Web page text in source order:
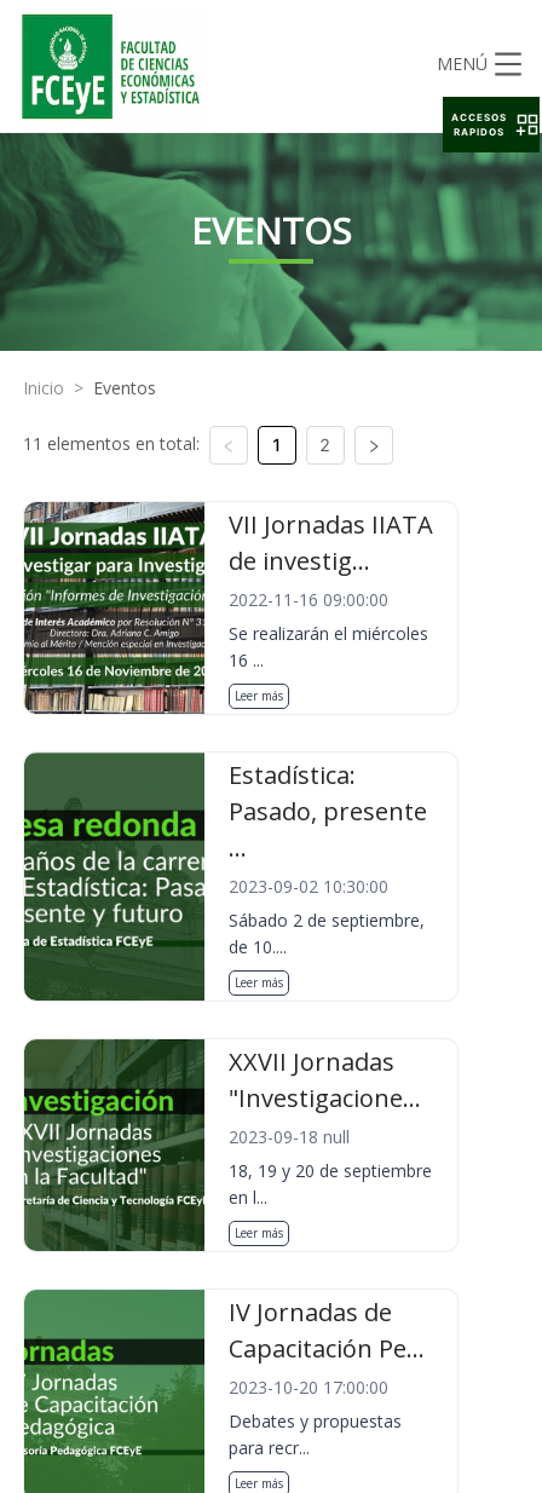
MENÚ
EVENTOS
Inicio > Eventos
11 elementos en total: 1 2
VII Jornadas IIATA
de investig...
2022-11-16 09:00:00
Se realizarán el miércoles
16 ...
Leer más
Estadística:
Pasado, presente
...
2023-09-02 10:30:00
Sábado 2 de septiembre,
de 10....
Leer más
XXVII Jornadas
"Investigacione...
2023-09-18 null
18, 19 y 20 de septiembre
en l...
Leer más
IV Jornadas de
Capacitación Pe...
2023-10-20 17:00:00
Debates y propuestas
para recr...
Leer más
ACCESOS
RAPIDOS